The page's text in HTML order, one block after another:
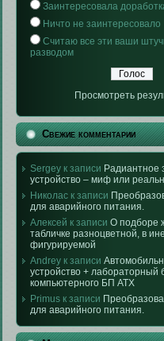
Заинтересовала
Ничто не заинтересовало
Считаю все эти ваши
разводом
Просмотреть
Свежие комментарии
Sergey к записи Радиантное
устройство – миф или
Николас к записи
для аварийного питания.
Алексей к записи О подборе
табличке разноцветной, в
фигурируемой
Andrey к записи
устройство + лабораторный
компьютерного БП АТХ
Primus к записи
для аварийного питания.